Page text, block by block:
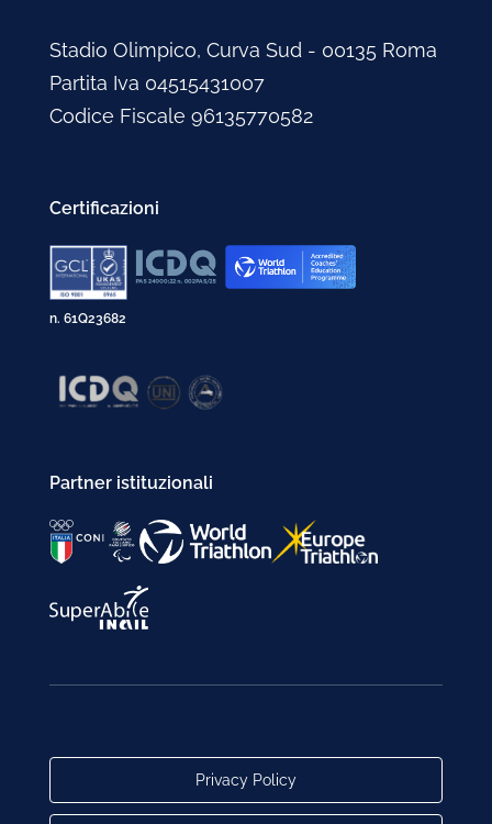
Stadio Olimpico, Curva Sud - 00135 Roma
Partita Iva 04515431007
Codice Fiscale 96135770582
Certificazioni
n. 61Q23682
Partner istituzionali
Privacy Policy